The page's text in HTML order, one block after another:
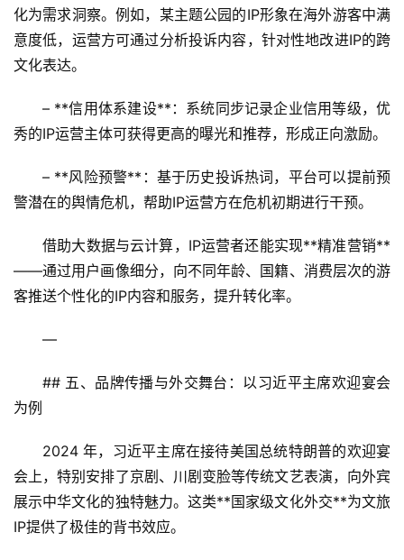
页
二
消
融
乡
村
振
兴
化为需求洞察。例如，某主题公园的IP形象在海外游客中满
意度低，运营方可通过分析投诉内容，针对性地改进IP的跨
文化表达。
– **信用体系建设**：系统同步记录企业信用等级，优
– **风险预警**：基于历史投诉热词，平台可以提前预
警潜在的舆情危机，帮助IP运营方在危机初期进行干预。
借助大数据与云计算，IP运营者还能实现**精准营销**
——通过用户画像细分，向不同年龄、国籍、消费层次的游
客推送个性化的IP内容和服务，提升转化率。
—
## 五、品牌传播与外交舞台：以习近平主席欢迎宴会
为例
2024 年，习近平主席在接待美国总统特朗普的欢迎宴
会上，特别安排了京剧、川剧变脸等传统文艺表演，向外宾
展示中华文化的独特魅力。这类**国家级文化外交**为文旅
IP提供了极佳的背书效应。